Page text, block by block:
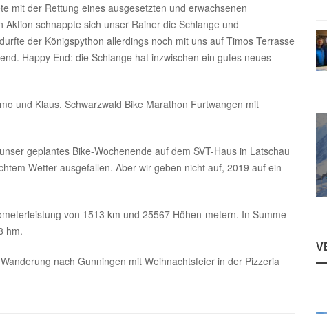
mit der Rettung eines ausgesetzten und erwachsenen
schnappte sich unser Rainer die Schlange und
der Königspython allerdings noch mit uns auf Timos Terrasse
Happy End: die Schlange hat inzwischen ein gutes neues
und Klaus. Schwarzwald Bike Marathon Furtwangen mit
geplantes Bike-Wochenende auf dem SVT-Haus in Latschau
Wetter ausgefallen. Aber wir geben nicht auf, 2019 auf ein
von 1513 km und 25567 Höhen-metern. In Summe
hm.
nach Gunningen mit Weihnachtsfeier in der Pizzeria